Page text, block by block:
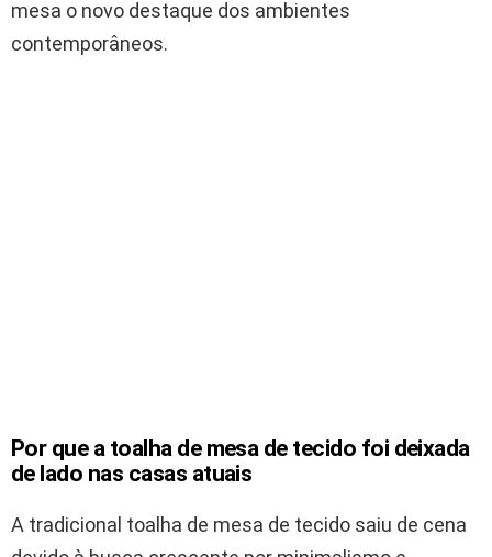
mesa o novo destaque dos ambientes
contemporâneos.
Por que a toalha de mesa de tecido foi deixada
de lado nas casas atuais
A tradicional toalha de mesa de tecido saiu de cena